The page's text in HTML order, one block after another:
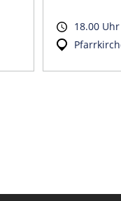
18.00 Uhr